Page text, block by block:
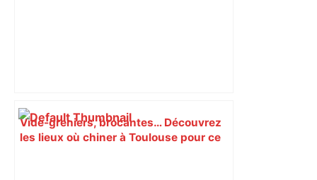
Vide-greniers, brocantes… Découvrez
les lieux où chiner à Toulouse pour ce